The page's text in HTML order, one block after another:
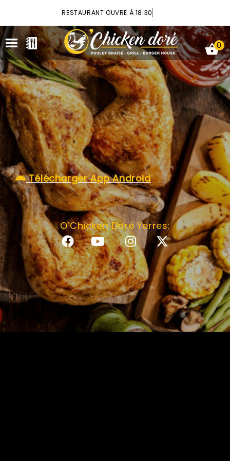
RESTAURANT OUVRE À 18:30
ACCUEIL
LA CARTE
VOTRE COMPTE
NOTRE RESTAURANT
VOS AVIS
MENTIONS LÉGALES
C.G.V
0
Télécharger App Android
O’Chicken Doré Yerres: